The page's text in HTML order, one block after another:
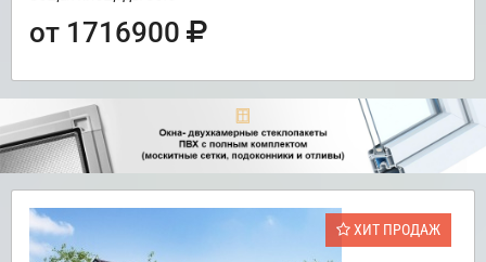
от 1716900
ХИТ ПРОДАЖ